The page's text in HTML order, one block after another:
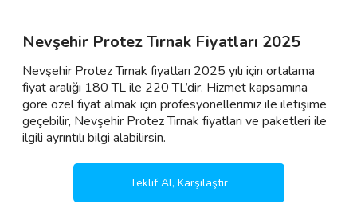
Nevşehir Protez Tırnak Fiyatları 2025
Nevşehir Protez Tırnak fiyatları 2025 yılı için ortalama
fiyat aralığı 180 TL ile 220 TL’dir. Hizmet kapsamına
göre özel fiyat almak için profesyonellerimiz ile iletişime
geçebilir, Nevşehir Protez Tırnak fiyatları ve paketleri ile
ilgili ayrıntılı bilgi alabilirsin.
Teklif Al, Karşılaştır